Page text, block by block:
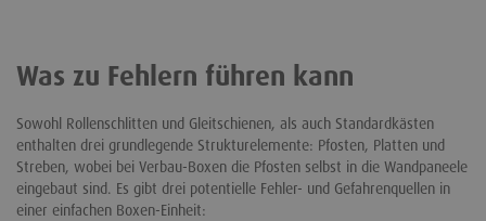
Was zu Fehlern führen kann
Sowohl Rollenschlitten und Gleitschienen, als auch Standardkästen
enthalten drei grundlegende Strukturelemente: Pfosten, Platten und
Streben, wobei bei Verbau-Boxen die Pfosten selbst in die Wandpaneele
eingebaut sind. Es gibt drei potentielle Fehler- und Gefahrenquellen in
einer einfachen Boxen-Einheit: